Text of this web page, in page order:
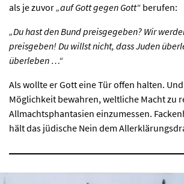
als je zuvor„auf Gott gegen Gott“ berufen:
„Du hast den Bund preisgegeben? Wir
preisgeben! Du willst nicht, dass Juden
überleben …“
Als wollte er Gott eine Tür offen halten.
Möglichkeit bewahren, weltliche Macht zu
Allmachtsphantasien einzumessen.
hält das jüdische Nein dem